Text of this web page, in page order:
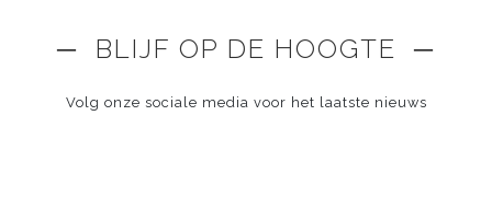
─ BLIJF OP DE HOOGTE ─
Volg onze sociale media voor het laatste nieuws